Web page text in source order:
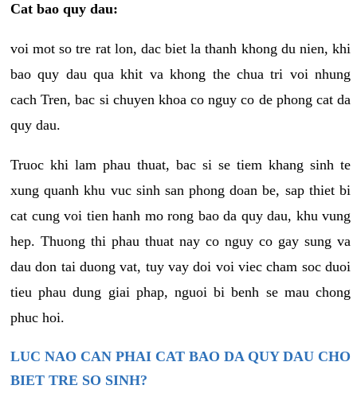
Cat bao quy dau:
voi mot so tre rat lon, dac biet la thanh khong du nien, khi
bao quy dau qua khit va khong the chua tri voi nhung
cach Tren, bac si chuyen khoa co nguy co de phong cat da
quy dau.
Truoc khi lam phau thuat, bac si se tiem khang sinh te
xung quanh khu vuc sinh san phong doan be, sap thiet bi
cat cung voi tien hanh mo rong bao da quy dau, khu vung
hep. Thuong thi phau thuat nay co nguy co gay sung va
dau don tai duong vat, tuy vay doi voi viec cham soc duoi
tieu phau dung giai phap, nguoi bi benh se mau chong
phuc hoi.
LUC NAO CAN PHAI CAT BAO DA QUY DAU CHO
BIET TRE SO SINH?